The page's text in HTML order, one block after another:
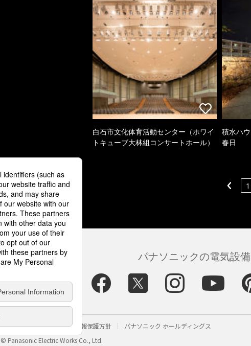
白石市文化体育活動センター（ホワイ
トキューブ大林組コンサートホール）
積水ハ
春日
1
パナソニックの電気設
クッキーポリシー 個人情報保護方針 パナソニック ホールディングス
© Panasonic Electric Works Co., Ltd.